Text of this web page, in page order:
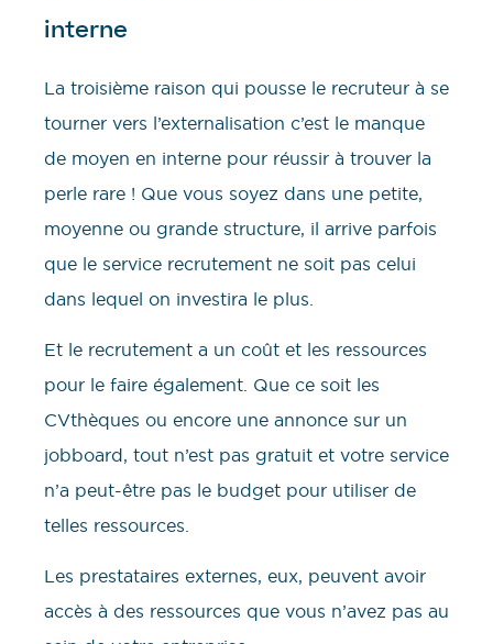
interne
La troisième raison qui pousse le recruteur à se
tourner vers l’externalisation c’est le manque
de moyen en interne pour réussir à trouver la
perle rare ! Que vous soyez dans une petite,
moyenne ou grande structure, il arrive parfois
que le service recrutement ne soit pas celui
dans lequel on investira le plus.
Et le recrutement a un coût et les ressources
pour le faire également. Que ce soit les
CVthèques ou encore une annonce sur un
jobboard, tout n’est pas gratuit et votre service
n’a peut-être pas le budget pour utiliser de
telles ressources.
Les prestataires externes, eux, peuvent avoir
accès à des ressources que vous n’avez pas au